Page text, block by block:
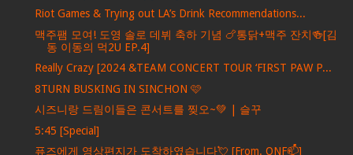
Riot Games & Trying out LA’s Drink Recommendations...
맥주팸 모여! 도영 솔로 데뷔 축하 기념 🍗통닭+맥주 잔치🍻[김
동 이동의 먹2U EP.4]
Really Crazy [2024 &TEAM CONCERT TOUR ‘FIRST PAW P...
8TURN BUSKING IN SINCHON 🩷
시즈니랑 드림이들은 콘서트를 찢오~💚 | 슬꾸
5:45 [Special]
퓨즈에게 영상편지가 도착하였습니다💘 [From. ONF📫]